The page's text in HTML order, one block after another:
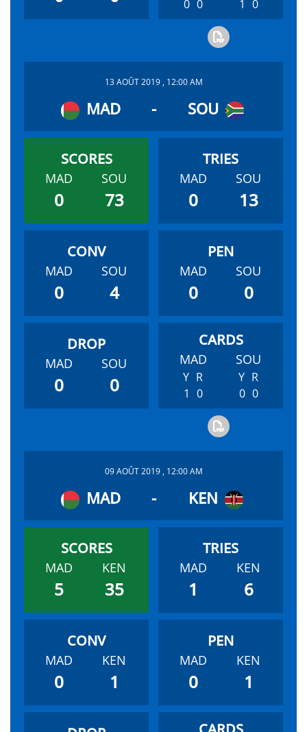
0 0 1 0
13 AOÛT 2019 , 12:00 AM
MAD - SOU
MAD SOU
0 73
MAD SOU
0 13
MAD SOU
0 4
MAD SOU
0 0
MAD SOU
0 0
MAD SOU
Y R
1 0
Y R
0 0
09 AOÛT 2019 , 12:00 AM
MAD - KEN
MAD KEN
5 35
MAD KEN
1 6
MAD KEN
0 1
MAD KEN
0 1